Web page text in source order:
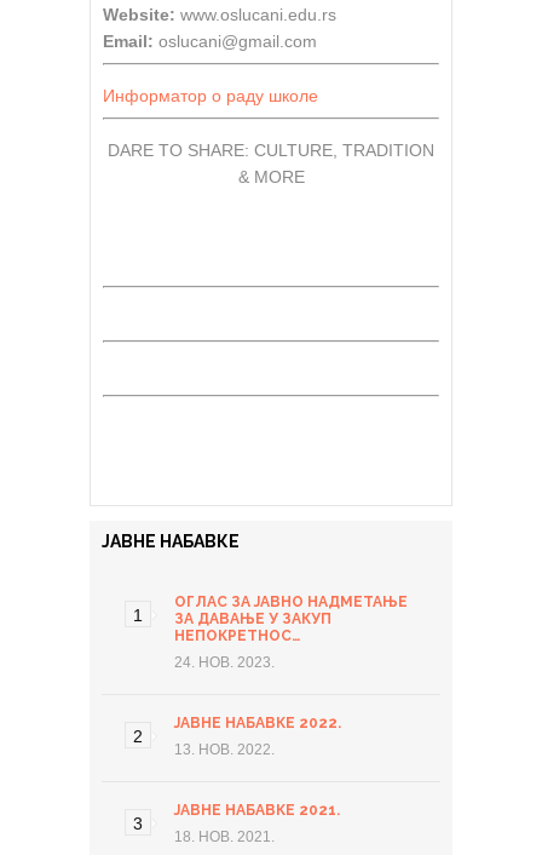
Website: www.oslucani.edu.rs
Email: oslucani@gmail.com
Информатор о раду школе
DARE TO SHARE: CULTURE, TRADITION
& MORE
ЈАВНЕ НАБАВКЕ
ОГЛАС ЗА ЈАВНО НАДМЕТАЊЕ
ЗА ДАВАЊЕ У ЗАКУП
НЕПОКРЕТНОС…
24. НОВ. 2023.
ЈАВНЕ НАБАВКЕ 2022.
13. НОВ. 2022.
ЈАВНЕ НАБАВКЕ 2021.
18. НОВ. 2021.